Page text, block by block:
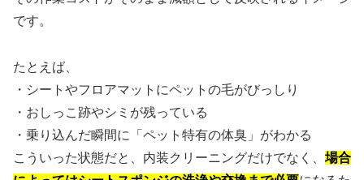
です。
たとえば、
・シートやフロアマットにペットの毛がびっしり
・おしっこ跡やシミが残っている
・乗り込んだ瞬間に「ペット特有の体臭」がわかる
こういった状態だと、内装クリーニングだけでなく、 場合